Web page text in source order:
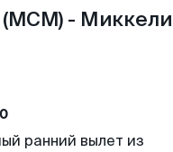
- Миккели
ранний вылет из